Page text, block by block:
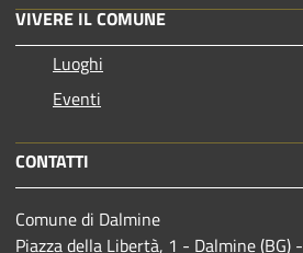
VIVERE IL COMUNE
Luoghi
Eventi
CONTATTI
Comune di Dalmine
Piazza della Libertà, 1 - Dalmine (BG)